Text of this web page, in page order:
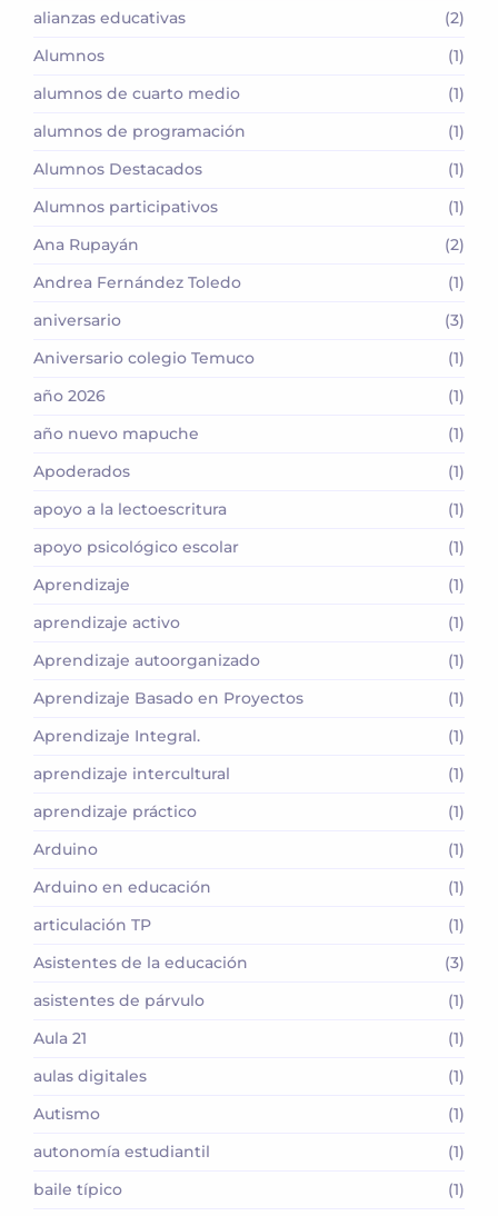
alianzas educativas
(2)
Alumnos
(1)
alumnos de cuarto medio
(1)
alumnos de programación
(1)
Alumnos Destacados
(1)
Alumnos participativos
(1)
Ana Rupayán
(2)
Andrea Fernández Toledo
(1)
aniversario
(3)
Aniversario colegio Temuco
(1)
año 2026
(1)
año nuevo mapuche
(1)
Apoderados
(1)
apoyo a la lectoescritura
(1)
apoyo psicológico escolar
(1)
Aprendizaje
(1)
aprendizaje activo
(1)
Aprendizaje autoorganizado
(1)
Aprendizaje Basado en Proyectos
(1)
Aprendizaje Integral.
(1)
aprendizaje intercultural
(1)
aprendizaje práctico
(1)
Arduino
(1)
Arduino en educación
(1)
articulación TP
(1)
Asistentes de la educación
(3)
asistentes de párvulo
(1)
Aula 21
(1)
aulas digitales
(1)
Autismo
(1)
autonomía estudiantil
(1)
baile típico
(1)